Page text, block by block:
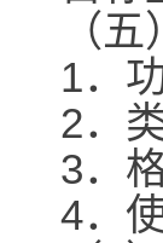
（
1．
2．
3．
4．